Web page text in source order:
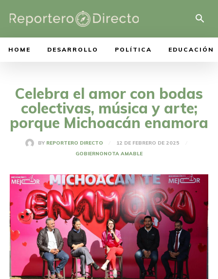
HOME DESARROLLO POLÍTICA EDUCACIÓN
Celebra el amor con bodas
colectivas, música y arte;
porque Michoacán enamora
BY REPORTERO DIRECTO
12 DE FEBRERO DE 2025
GOBIERNONOTA AMABLE